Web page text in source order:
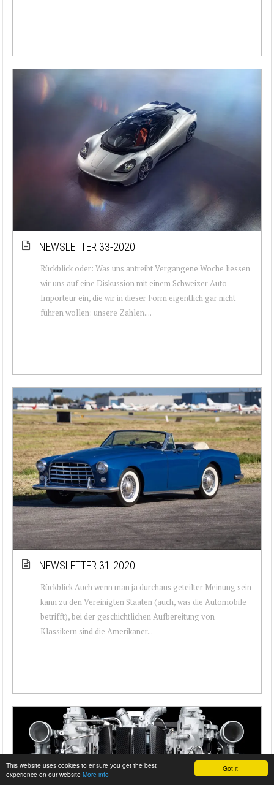
Got it!
This website uses cookies to ensure you get the best
experience on our website More info
NEWSLETTER 33-2020
Rückblick oder: Was uns antreibt Vergangene Woche liessen
wir uns auf eine Diskussion mit einem Schweizer Auto-
Importeur ein, die wir in dieser Form eigentlich gar nicht
führen wollen: unsere Zahlen....
NEWSLETTER 31-2020
Rückblick Auch wenn man ja durchaus geteilter Meinung sein
kann zu den Vereinigten Staaten (auch, was die Automobile
betrifft), bei der geschichtlichen Aufbereitung von
Klassikern sind die Amerikaner...